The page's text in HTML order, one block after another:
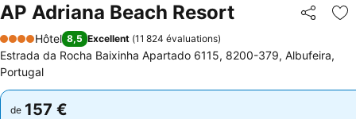
AP Adriana Beach Resort Partager
4 Étoiles
Hôtel 8,5 Excellent (11 824 évaluations)
Estrada da Rocha Baixinha Apartado 6115, 8200-379, Albufeira,
Portugal
de 157 €
de 157 €